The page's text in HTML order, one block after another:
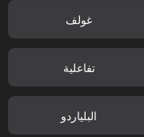
غولف
تفاعلية
البلياردو